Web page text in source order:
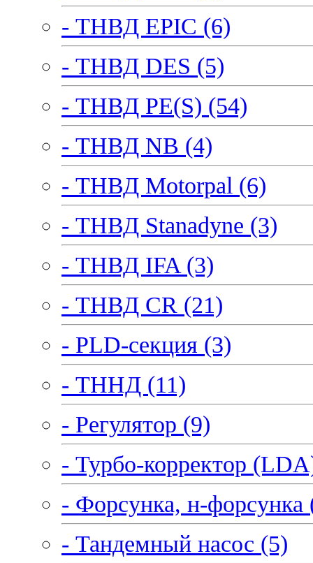
- ТНВД EPIC (6)
- ТНВД DES (5)
- ТНВД PE(S) (54)
- ТНВД NB (4)
- ТНВД Motorpal (6)
- ТНВД Stanadyne (3)
- ТНВД IFA (3)
- ТНВД CR (21)
- PLD-секция (3)
- ТННД (11)
- Регулятор (9)
- Турбо-корректор
- Форсунка, н-форсунка
- Тандемный насос (5)